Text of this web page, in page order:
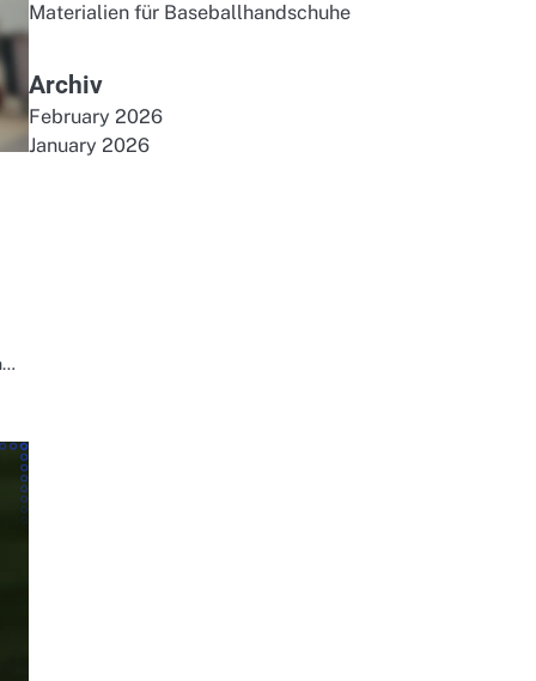
Materialien für Baseballhandschuhe
Archiv
February 2026
January 2026